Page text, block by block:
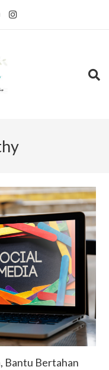
Bantu Bertahan